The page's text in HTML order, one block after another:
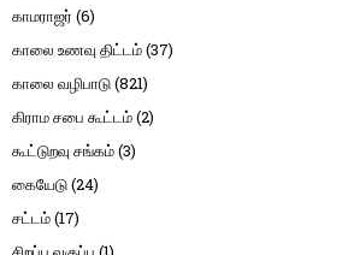
காமராஜர் (6)
காலை உணவு திட்டம்(37)
காலை வழிபாடு(821)
கிராம சபை கூட்டம்(2)
கூட்டுறவு சங்கம்(3)
கையேடு(24)
சட்டம்(17)